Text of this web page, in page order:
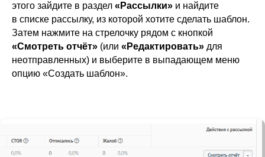
этого зайдите в раздел «Рассылки» и найдите
в списке рассылку, из которой хотите сделать шаблон.
Затем нажмите на стрелочку рядом с кнопкой
«Смотреть отчёт» (или «Редактировать» для
неотправленных) и выберите в выпадающем меню
опцию «Создать шаблон».